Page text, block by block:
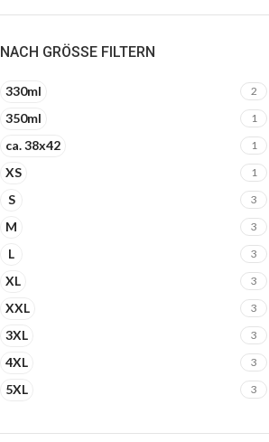
NACH GRÖSSE FILTERN
330ml 2
350ml 1
ca. 38x42 1
XS 1
S 3
M 3
L 3
XL 3
XXL 3
3XL 3
4XL 3
5XL 3